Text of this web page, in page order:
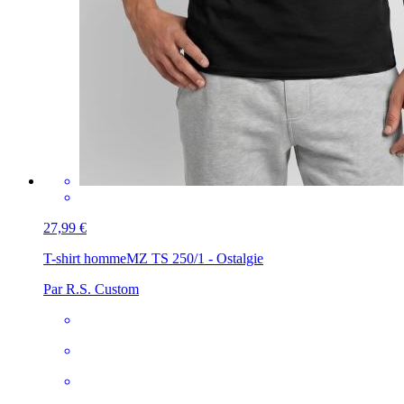
27,99 €
T-shirt hommeMZ TS 250/1 - Ostalgie
Par R.S. Custom